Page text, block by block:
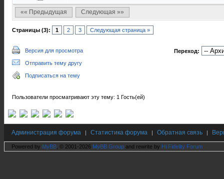
«« Предыдущая Следующая »»
Страницы (3): 1 2 3 Следующая страница »
Версия для просмотра
Отправить тему другу
Подписаться на тему
Переход:
Пользователи просматривают эту тему: 1 Гость(ей)
Администрация форума | Статистика форума | Обратная связь |
Powered by MyBB , © 2001-2026 MyBB Group and rewrite by Hi Fidelity Forum